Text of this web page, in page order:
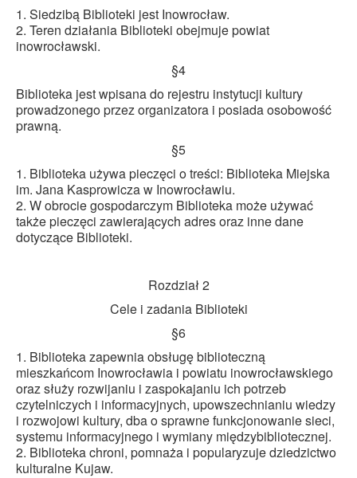
1. Siedzibą Biblioteki jest Inowrocław.
2. Teren działania Biblioteki obejmuje powiat
inowrocławski.
§4
Biblioteka jest wpisana do rejestru instytucji kultury
prowadzonego przez organizatora i posiada osobowość
prawną.
§5
1. Biblioteka używa pieczęci o treści: Biblioteka Miejska
im. Jana Kasprowicza w Inowrocławiu.
2. W obrocie gospodarczym Biblioteka może używać
także pieczęci zawierających adres oraz inne dane
dotyczące Biblioteki.
Rozdział 2
Cele i zadania Biblioteki
§6
1. Biblioteka zapewnia obsługę biblioteczną
mieszkańcom Inowrocławia i powiatu inowrocławskiego
oraz służy rozwijaniu i zaspokajaniu ich potrzeb
czytelniczych i informacyjnych, upowszechnianiu wiedzy
i rozwojowi kultury, dba o sprawne funkcjonowanie sieci,
systemu informacyjnego i wymiany międzybibliotecznej.
2. Biblioteka chroni, pomnaża i popularyzuje dziedzictwo
kulturalne Kujaw.